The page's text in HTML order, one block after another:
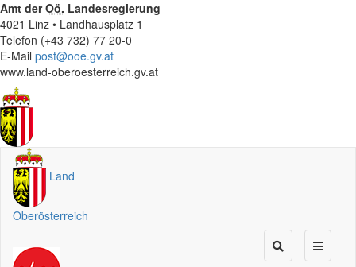
Amt derOö. Landesregierung
4021 Linz • Landhausplatz 1
Telefon (+43 732) 77 20-0
E-Mail post@ooe.gv.at
www.land-oberoesterreich.gv.at
Land
Oberösterreich